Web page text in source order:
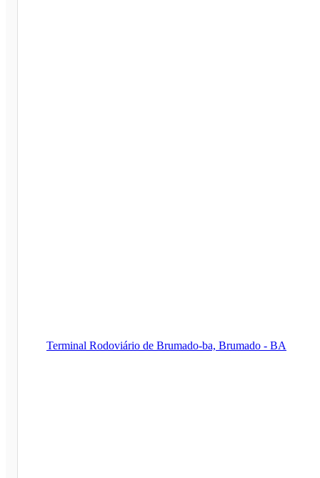
Terminal Rodoviário de Brumado-ba, Brumado - BA